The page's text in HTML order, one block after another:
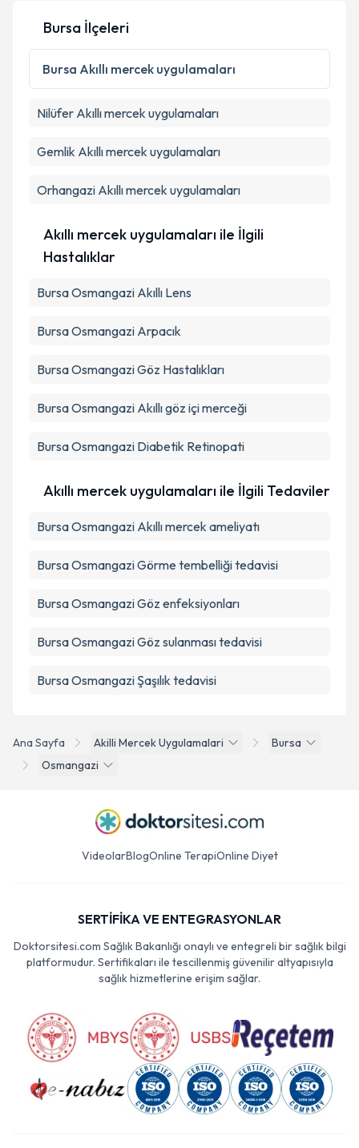
Kişisel verilerimin işlenmesine ilişkinAydınlatma
Metni
'ni okudum ve kişisel verilerimin belirtilen
kapsamda işlenmesini kabul ediyorum.
Ana Sayfa Akilli Mercek Uygulamalari
Bursa
Osmangazi
Bursa İlçeleri
Bursa Akıllı mercek uygulamaları
Nilüfer Akıllı mercek uygulamaları
Gemlik Akıllı mercek uygulamaları
Orhangazi Akıllı mercek uygulamaları
Akıllı mercek uygulamaları ile İlgili
Hastalıklar
Bursa Osmangazi Akıllı Lens
Bursa Osmangazi Arpacık
Bursa Osmangazi Göz Hastalıkları
Bursa Osmangazi Akıllı göz içi merceği
Bursa Osmangazi Diabetik Retinopati
Akıllı mercek uygulamaları ile İlgili Tedaviler
Bursa Osmangazi Akıllı mercek ameliyatı
Bursa Osmangazi Görme tembelliği tedavisi
Bursa Osmangazi Göz enfeksiyonları
Bursa Osmangazi Göz sulanması tedavisi
Bursa Osmangazi Şaşılık tedavisi
VideolarBlogOnline TerapiOnline Diyet
SERTİFİKA VE ENTEGRASYONLAR
Doktorsitesi.com Sağlık Bakanlığı onaylı ve entegreli bir sağlık bilgi
platformudur. Sertifikaları ile tescillenmiş güvenilir altyapısıyla
sağlık hizmetlerine erişim sağlar.